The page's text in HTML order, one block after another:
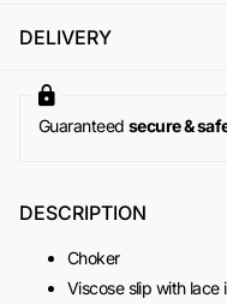
importo, utilizzabile
Per maggiori informazioni,
dedicata aiResi e Rimborsi.
DELIVERY
Guaranteed secure &
DESCRIPTION
Choker
Viscose slip with lace